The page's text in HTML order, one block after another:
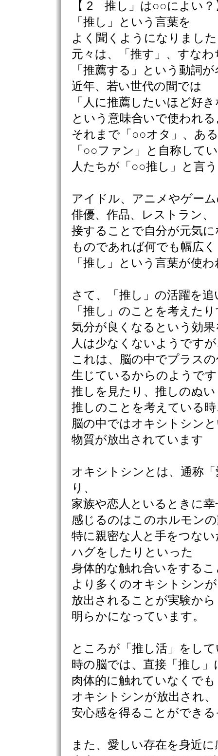
【 2 推し」は○○によい？
「推し」という言葉を
よく聞くようになりまし
元々は、「推す」、すなわ
「推薦する」という動詞
近年、若い世代の間では
「人に推薦したいほど好
という意味合いで使われ
それまで「○○オタ」、あ
「○○ファン」と自称して
人たちが「○○推し」と言
アイドル、アニメやゲー
俳優、作品、レストラン、
接することで自分が元気
ものであれば何でも幅広く
「推し」という言葉が使
さて、「推し」の活躍を
「推し」のことを考えた
気分が良くなるという効
人は少なくないようです
これは、脳の中でプラス
生じているからのようで
推しを見たり、推しのぬ
推しのことを考えている時
脳の中ではオキシトシン
物質が放出されています
オキシトシンとは、通称
り、
家族や恋人といるときに幸
感じるのはこのホルモン
特に親密な人と手をつない
ハグをしたりといった
身体的な触れ合いをするこ
より多くのオキシトシンが
放出されることが実験から
明らかになっています。
ところが「推し活」をし
時の脳では、直接「推し」
肉体的に触れていなくでも
オキシトシンが放出され、
安心感を得ることができ
また、愛しい存在を身近